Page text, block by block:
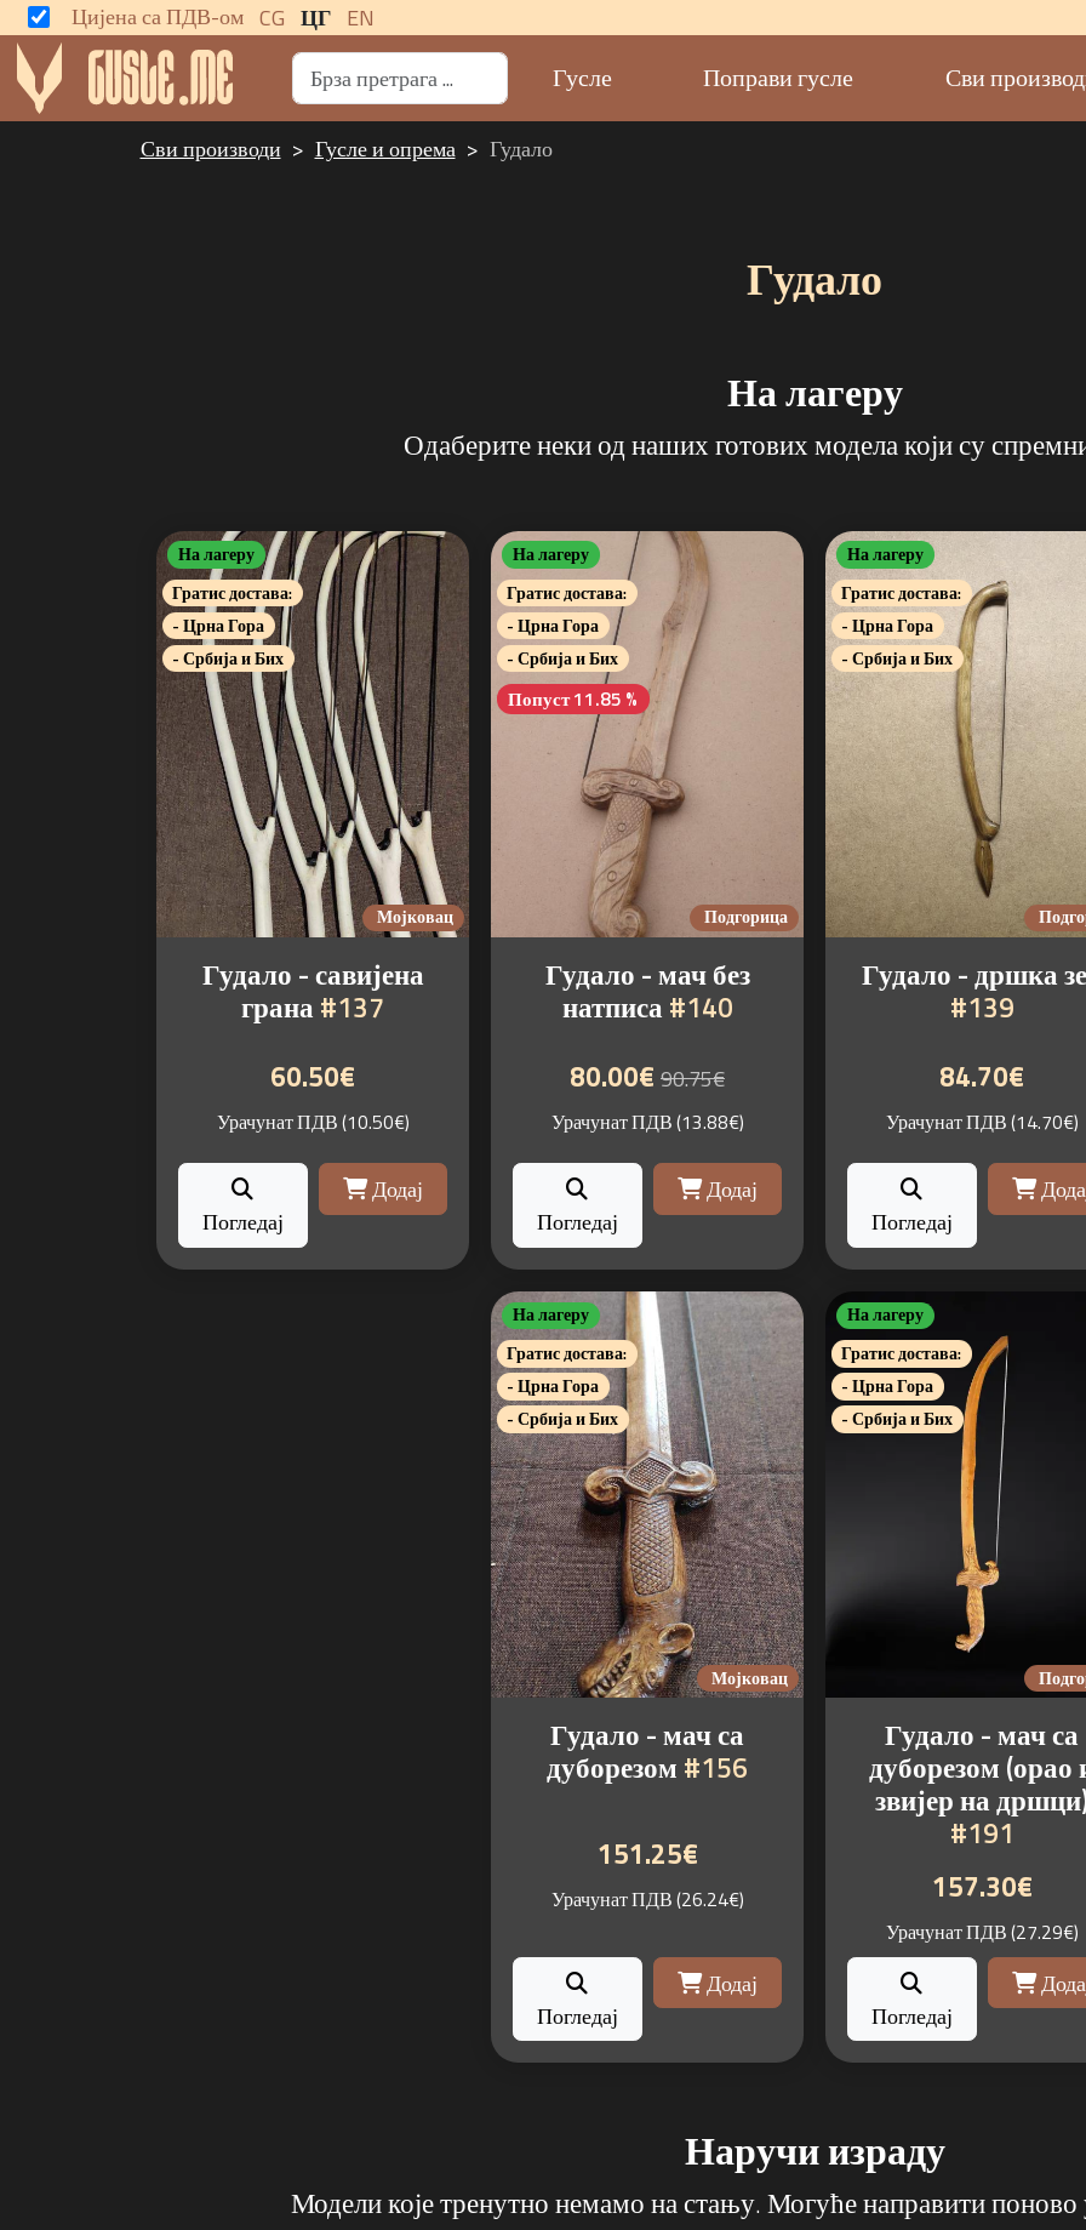
Цијена са ПДВ-ом CG ЦГ EN
Гусле Поправи гусле Сви
Сви производи Гусле и опрема Гудало
Гудало
На лагеру
Одаберите неки од наших готових модела који су
На лагеру
Гратис достава:
- Црна Гора
- Србија и Бих
Мојковац
Гудало - савијена
грана #137
60.50€
Урачунат ПДВ (10.50€)
Погледај
Додај
На лагеру
Гратис достава:
- Црна Гора
- Србија и Бих
Попуст 11.85 %
Подгорица
Гудало - мач без
натписа #140
80.00€ 90.75€
Урачунат ПДВ (13.88€)
Погледај
Додај
На лагеру
Гратис достава:
- Црна Гора
- Србија и Бих
Гудало - дршка
#139
84.70€
Урачунат ПДВ (14.70€)
Погледај
На лагеру
Гратис достава:
- Црна Гора
- Србија и Бих
Мојковац
Гудало - мач са
дуборезом #156
151.25€
Урачунат ПДВ (26.24€)
Погледај
Додај
На лагеру
Гратис достава:
- Црна Гора
- Србија и Бих
Гудало - мач са
дуборезом (орао
звијер на
#191
157.30€
Урачунат ПДВ (27.29€)
Погледај
Наручи израду
Модели које тренутно немамо на стању. Могуће направити